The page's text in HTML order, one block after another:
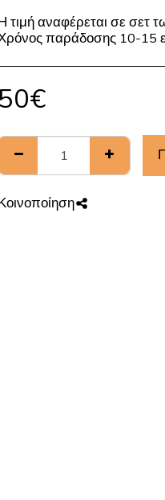
τιμή αναφέρεται σε σετ
παράδοσης 10-15
50€